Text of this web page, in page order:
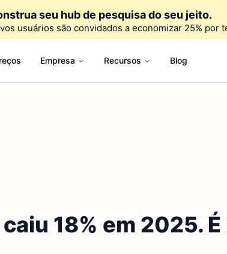
seu hub de pesquisa do seu jeito.
usuários são convidados a economizar 25% por
Empresa Recursos Blog
18% em 2025.